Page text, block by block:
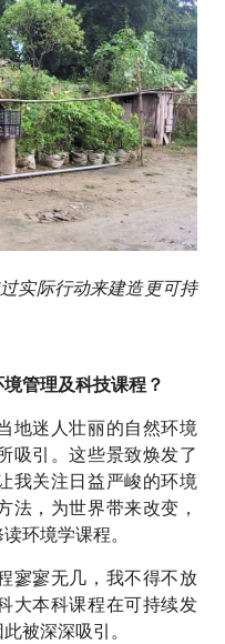
实际行动来建造更可持
管理及科技课程？
地迷人壮丽的自然环境
吸引。这些景致焕发了
我关注日益严峻的环境
法，为世界带来改变，
环境学课程。
寥寥无几，我不得不放
大本科课程在可持续发
被深深吸引。